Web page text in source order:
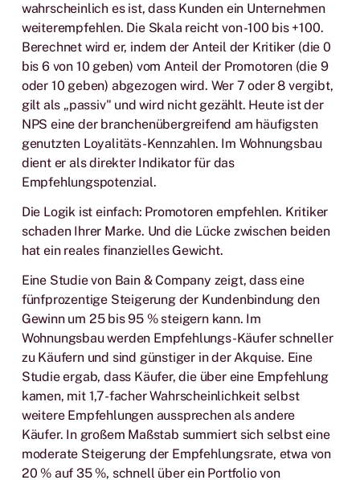
wahrscheinlich es ist, dass Kunden ein Unternehmen
weiterempfehlen. Die Skala reicht von -100 bis +100.
Berechnet wird er, indem der Anteil der Kritiker (die 0
bis 6 von 10 geben) vom Anteil der Promotoren (die 9
oder 10 geben) abgezogen wird. Wer 7 oder 8 vergibt,
gilt als „passiv" und wird nicht gezählt. Heute ist der
NPS eine der branchenübergreifend am häufigsten
genutzten Loyalitäts-Kennzahlen. Im Wohnungsbau
dient er als direkter Indikator für das
Empfehlungspotenzial.
Die Logik ist einfach: Promotoren empfehlen. Kritiker
schaden Ihrer Marke. Und die Lücke zwischen beiden
hat ein reales finanzielles Gewicht.
Eine Studie von Bain & Company zeigt, dass eine
fünfprozentige Steigerung der Kundenbindung den
Gewinn um 25 bis 95 % steigern kann. Im
Wohnungsbau werden Empfehlungs-Käufer schneller
zu Käufern und sind günstiger in der Akquise. Eine
Studie ergab, dass Käufer, die über eine Empfehlung
kamen, mit 1,7-facher Wahrscheinlichkeit selbst
weitere Empfehlungen aussprechen als andere
Käufer. In großem Maßstab summiert sich selbst eine
moderate Steigerung der Empfehlungsrate, etwa von
20 % auf 35 %, schnell über ein Portfolio von